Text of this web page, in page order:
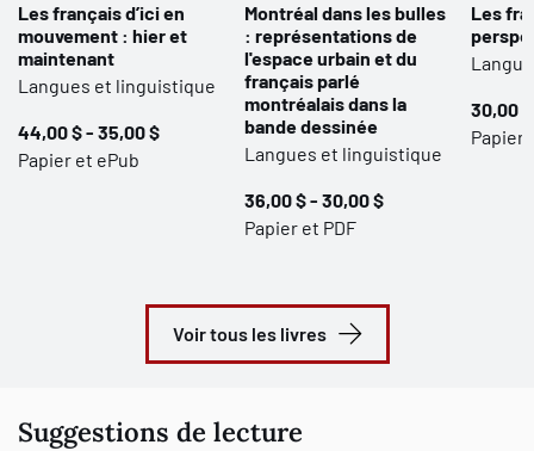
Les français d’ici en
mouvement : hier et
maintenant
Langues et linguistique
44,00 $ - 35,00 $
Papier et ePub
Montréal dans les bulles
: représentations de
l'espace urbain et du
français parlé
montréalais dans la
bande dessinée
Langues et linguistique
36,00 $ - 30,00 $
Papier et PDF
Les
30,00 $
Papier
Voir tous les livres
Suggestions de lecture